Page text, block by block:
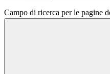
Campo di ricerca per le pagine